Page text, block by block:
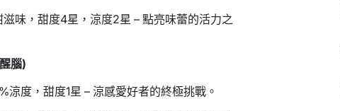
滋味，甜度4星，涼度2星 – 點亮味蕾的活力之
腦)
涼度，甜度1星 – 涼感愛好者的終極挑戰。